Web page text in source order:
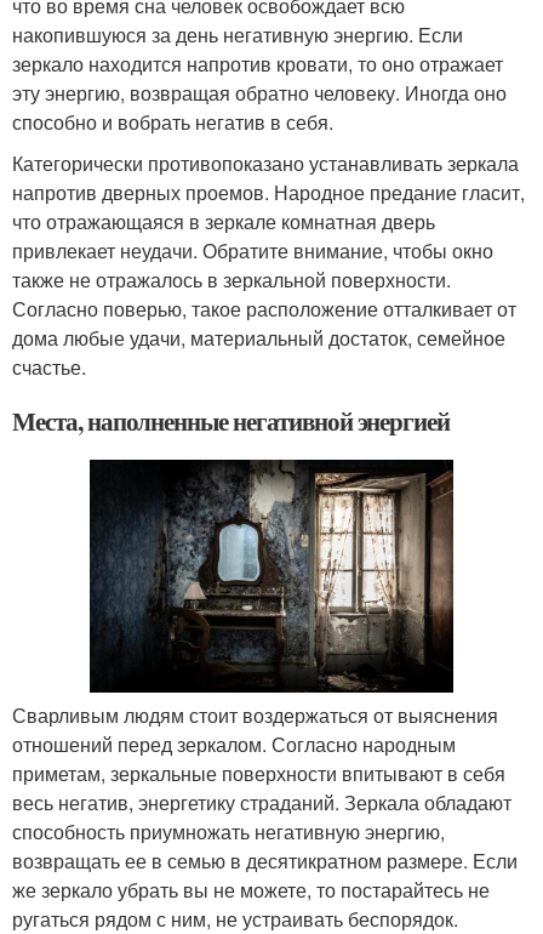
накопившуюся за день негативную энергию. Если
зеркало находится напротив кровати, то оно отражает
эту энергию, возвращая обратно человеку. Иногда оно
способно и вобрать негатив в себя.
Категорически противопоказано устанавливать зеркала
напротив дверных проемов. Народное предание гласит,
что отражающаяся в зеркале комнатная дверь
привлекает неудачи. Обратите внимание, чтобы окно
также не отражалось в зеркальной поверхности.
Согласно поверью, такое расположение отталкивает от
дома любые удачи, материальный достаток, семейное
счастье.
Места, наполненные негативной энергией
Сварливым людям стоит воздержаться от выяснения
отношений перед зеркалом. Согласно народным
приметам, зеркальные поверхности впитывают в себя
весь негатив, энергетику страданий. Зеркала обладают
способность приумножать негативную энергию,
возвращать ее в семью в десятикратном размере. Если
же зеркало убрать вы не можете, то постарайтесь не
ругаться рядом с ним, не устраивать беспорядок.